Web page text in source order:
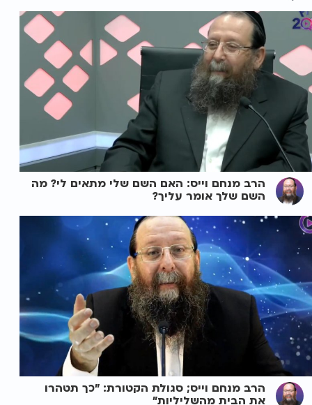
הרב מנחם וייס: האם השם שלי מתאים לי? מה
השם שלך אומר עליך?
הרב מנחם וייס; סגולת הקטורת: "כך תטהרו
את הבית מהשליליות"